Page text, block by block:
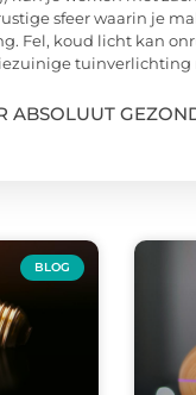
sfeer waarin je
Fel, koud licht kan
ABSOLUUT
BLOG